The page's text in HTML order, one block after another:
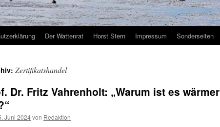
Der Wattenrat Horst Stern Impressum Sonderseiten
Zertifikatshandel
Dr. Fritz Vahrenholt: „Warum ist es wärmer
Juni 2024von Redaktion